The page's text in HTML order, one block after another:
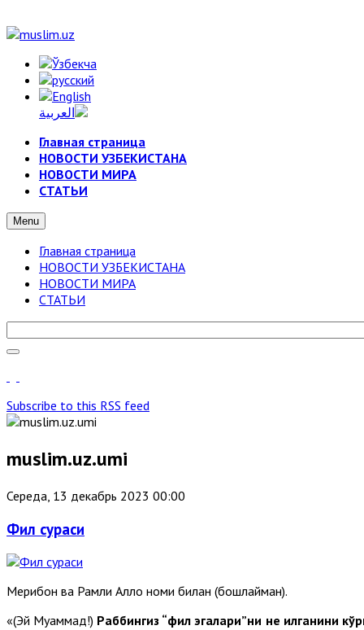
Главная страница
НОВОСТИ УЗБЕКИСТАНА
НОВОСТИ МИРА
СТАТЬИ
Menu
Главная страница
НОВОСТИ УЗБЕКИСТАНА
НОВОСТИ МИРА
СТАТЬИ
Subscribe to this RSS feed
muslim.uz.umi
Середа, 13 декабрь 2023 00:00
Фил сураси
Меҳрибон ва Раҳмли Аллоҳ номи билан (бошлайман).
«(Эй Муҳаммад!) Раббингиз “фил эгалари”ни не қилганини